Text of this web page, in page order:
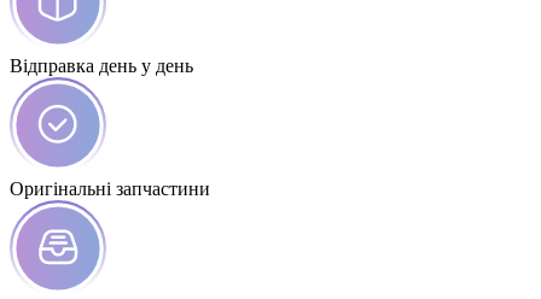
Відправка день у день
Оригінальні запчастини